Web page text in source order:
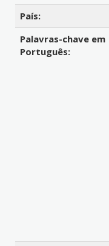
País:
Palavras-chave em
Português: